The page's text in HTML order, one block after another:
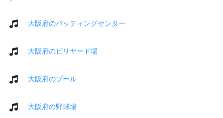
大阪府のバッティングセンター
大阪府のビリヤード場
大阪府のプール
大阪府の野球場